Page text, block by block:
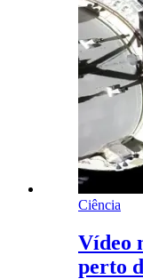
Ciência
Vídeo
perto